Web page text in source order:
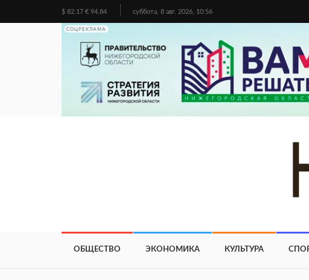
$ 82.17 € 94.84 суббота, 8 авг. 2026, 10:56
СОЦРЕКЛАМА
ОБЩЕСТВО ЭКОНОМИКА КУЛЬТУРА